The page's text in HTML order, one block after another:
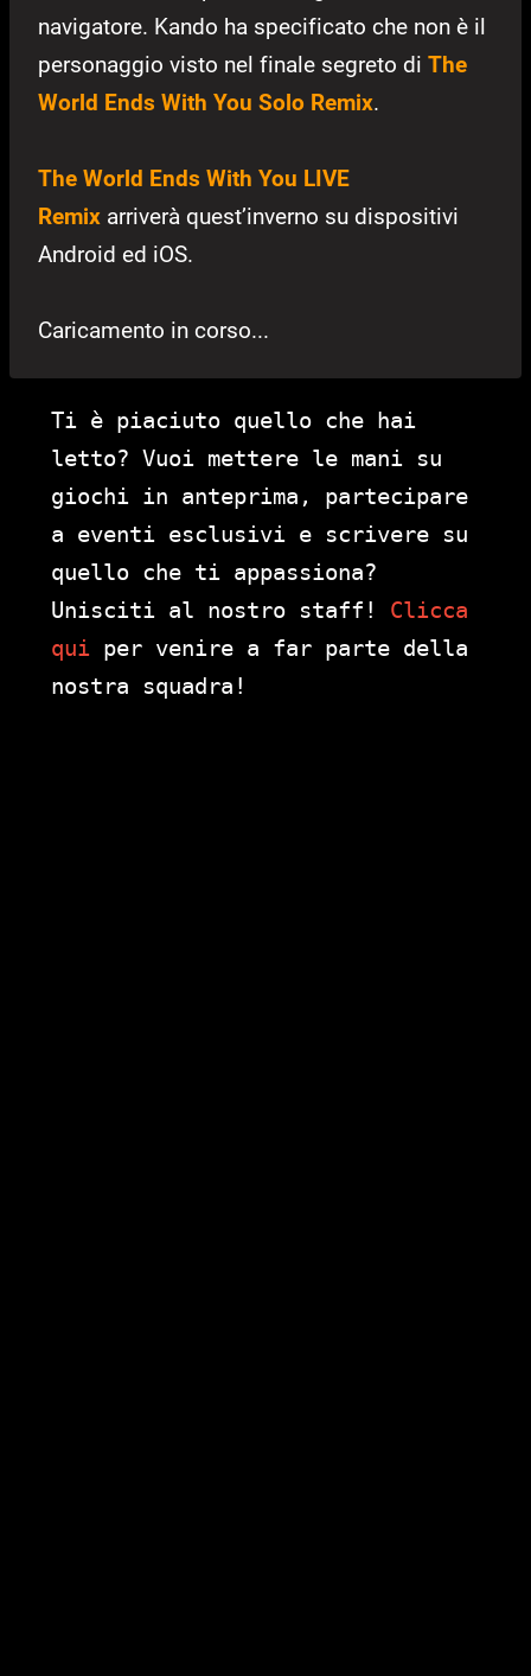
navigatore. Kando ha specificato che non è il
personaggio visto nel finale segreto di The
World Ends With You Solo Remix.
The World Ends With You LIVE
Remix arriverà quest’inverno su dispositivi
Android ed iOS.
Caricamento in corso...
Ti è piaciuto quello che hai
letto? Vuoi mettere le mani su
giochi in anteprima, partecipare
a eventi esclusivi e scrivere su
quello che ti appassiona?
Unisciti al nostro staff! Clicca
qui per venire a far parte della
nostra squadra!